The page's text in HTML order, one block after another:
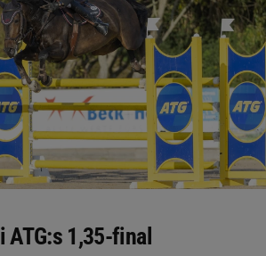
ATG:s 1,35-final